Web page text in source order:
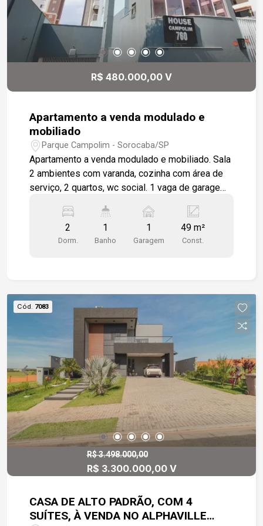
R$ 480.000,00 V
Apartamento a venda modulado e
mobiliado
Parque Campolim - Sorocaba/SP
Apartamento a venda modulado e mobiliado. Sala
2 ambientes com varanda, cozinha com área de
serviço, 2 quartos, wc social. 1 vaga de garagem
ao Shopping Iguatemi, bairro com estrutura
completa de comércios, farmácias, restaurantes,
escolas, fácil acesso as principais Avenidas da
2
Dorm.
1
Banho
1
Garagem
49 m²
Const.
Cód. 7083
R$ 3.498.000,00
R$ 3.300.000,00 V
CASA DE ALTO PADRÃO, COM 4
SUÍTES, À VENDA NO ALPHAVILLE